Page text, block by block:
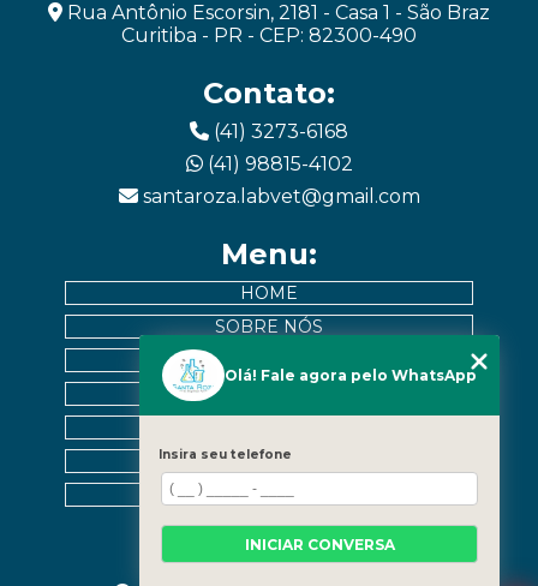
Rua Antônio Escorsin, 2181 - Casa 1 - São Braz
Curitiba - PR - CEP: 82300-490
Contato:
(41) 3273-6168
(41) 98815-4102
santaroza.labvet@gmail.com
Menu:
HOME
SOBRE NÓS
MURAL DE PACIENTES
CATEGORIAS
MAPA DO SITE
Horários:
Olá! Fale agora pelo WhatsApp
Insira seu telefone
INICIAR CONVERSA